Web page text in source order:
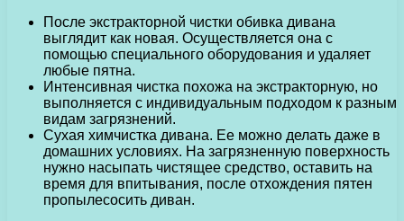
После экстракторной чистки обивка дивана
выглядит как новая. Осуществляется она с
помощью специального оборудования и удаляет
любые пятна.
Интенсивная чистка похожа на экстракторную, но
выполняется с индивидуальным подходом к разным
видам загрязнений.
Сухая химчистка дивана. Ее можно делать даже в
домашних условиях. На загрязненную поверхность
нужно насыпать чистящее средство, оставить на
время для впитывания, после отхождения пятен
пропылесосить диван.